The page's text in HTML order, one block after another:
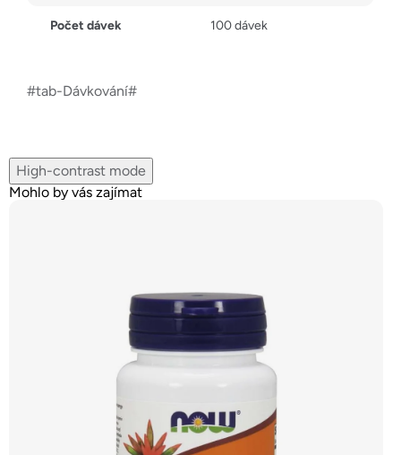
Počet dávek 100 dávek
#tab-Dávkování#
High-contrast mode
Mohlo by vás zajímat